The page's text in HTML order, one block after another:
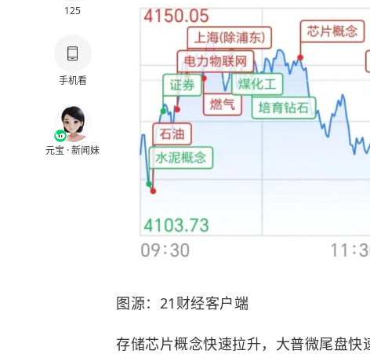
125
手机看
元宝 · 新闻妹
图源：21财经客户端
存储芯片概念快速拉升，大普微尾盘